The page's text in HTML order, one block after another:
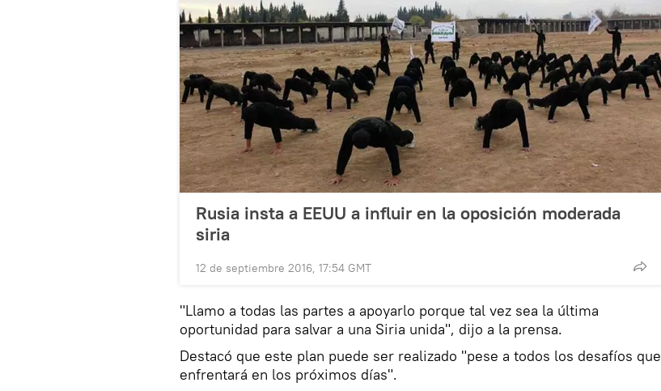
Rusia insta a EEUU a influir en la oposición moderada
siria
12 de septiembre 2016, 17:54 GMT
"Llamo a todas las partes a apoyarlo porque tal vez sea la última
oportunidad para salvar a una Siria unida", dijo a la prensa.
Destacó que este plan puede ser realizado "pese a todos los desafíos que
enfrentará en los próximos días".